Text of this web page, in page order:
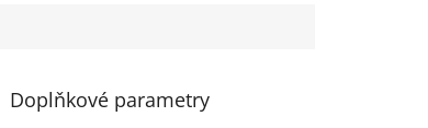
Doplňkové parametry